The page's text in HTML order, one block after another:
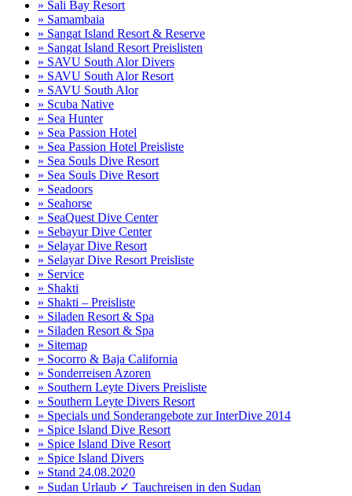
» Sali Bay Resort
» Samambaia
» Sangat Island Resort & Reserve
» Sangat Island Resort Preislisten
» SAVU South Alor Divers
» SAVU South Alor Resort
» SAVU South Alor
» Scuba Native
» Sea Hunter
» Sea Passion Hotel
» Sea Passion Hotel Preisliste
» Sea Souls Dive Resort
» Sea Souls Dive Resort
» Seadoors
» Seahorse
» SeaQuest Dive Center
» Sebayur Dive Center
» Selayar Dive Resort
» Selayar Dive Resort Preisliste
» Service
» Shakti
» Shakti – Preisliste
» Siladen Resort & Spa
» Siladen Resort & Spa
» Sitemap
» Socorro & Baja California
» Sonderreisen Azoren
» Southern Leyte Divers Preisliste
» Southern Leyte Divers Resort
» Specials und Sonderangebote zur InterDive 2014
» Spice Island Dive Resort
» Spice Island Dive Resort
» Spice Island Divers
» Stand 24.08.2020
» Sudan Urlaub ✓ Tauchreisen in den Sudan